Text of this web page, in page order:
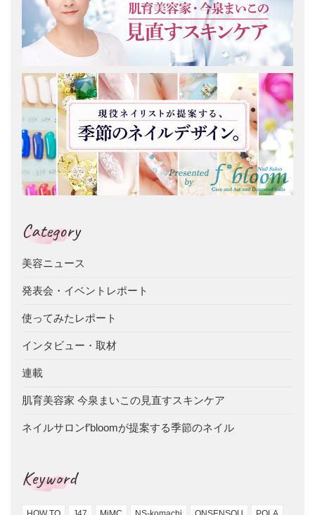
Category
美容ニュース
発表会・イベントレポート
使ってみたレポート
インタビュー・取材
連載
肌育美容家 今泉まいこの見直すスキンケア
ネイルサロンf’bloomが提案する季節のネイル
Keyword